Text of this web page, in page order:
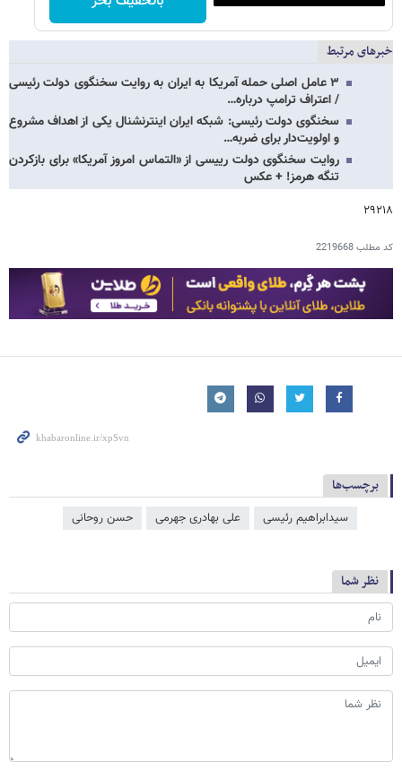
خبرهای مرتبط
۳ عامل اصلی حمله آمریکا به ایران به روایت سخنگوی دولت رئیسی
/ اعتراف ترامپ درباره…
سخنگوی دولت رئیسی: شبکه ایران‌ اینترنشنال یکی از اهداف مشروع
و اولویت‌دار برای ضربه…
روایت سخنگوی دولت رییسی از «التماس امروز آمریکا» برای بازکردن
تنگه هرمز! + عکس
۲۹۲۱۸
کد مطلب2219668
برچسب‌ها
سیدابراهیم رئیسی علی بهادری جهرمی حسن روحانی
نظر شما